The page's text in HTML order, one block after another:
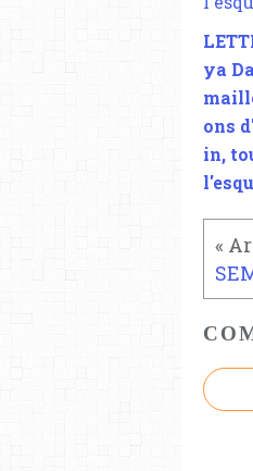
ya
ons
in,